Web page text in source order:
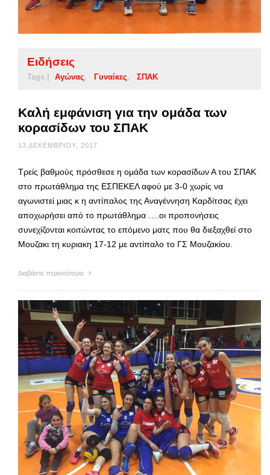
Ειδήσεις
Tags | Αγώνας Γυναίκες ΣΠΑΚ
Καλή εμφάνιση για την ομάδα των
κορασίδων του ΣΠΑΚ
13 ΔΕΚΕΜΒΡΊΟΥ, 2017
Τρείς βαθμούς πρόσθεσε η ομάδα των κορασίδων Α του ΣΠΑΚ
στο πρωτάθλημα της ΕΣΠΕΚΕΛ αφού με 3-0 χωρίς να
αγωνιστεί μιας κ η αντίπαλος της Αναγέννηση Καρδίτσας έχει
αποχωρήσει από το πρωτάθλημα ….οι προπονήσεις
συνεχίζονται κοιτώντας το επόμενο ματς που θα διεξαχθεί στο
Μουζακι τη κυριακη 17-12 με αντίπαλο το ΓΣ Μουζακίου.
Διαβάστε περισσότερα